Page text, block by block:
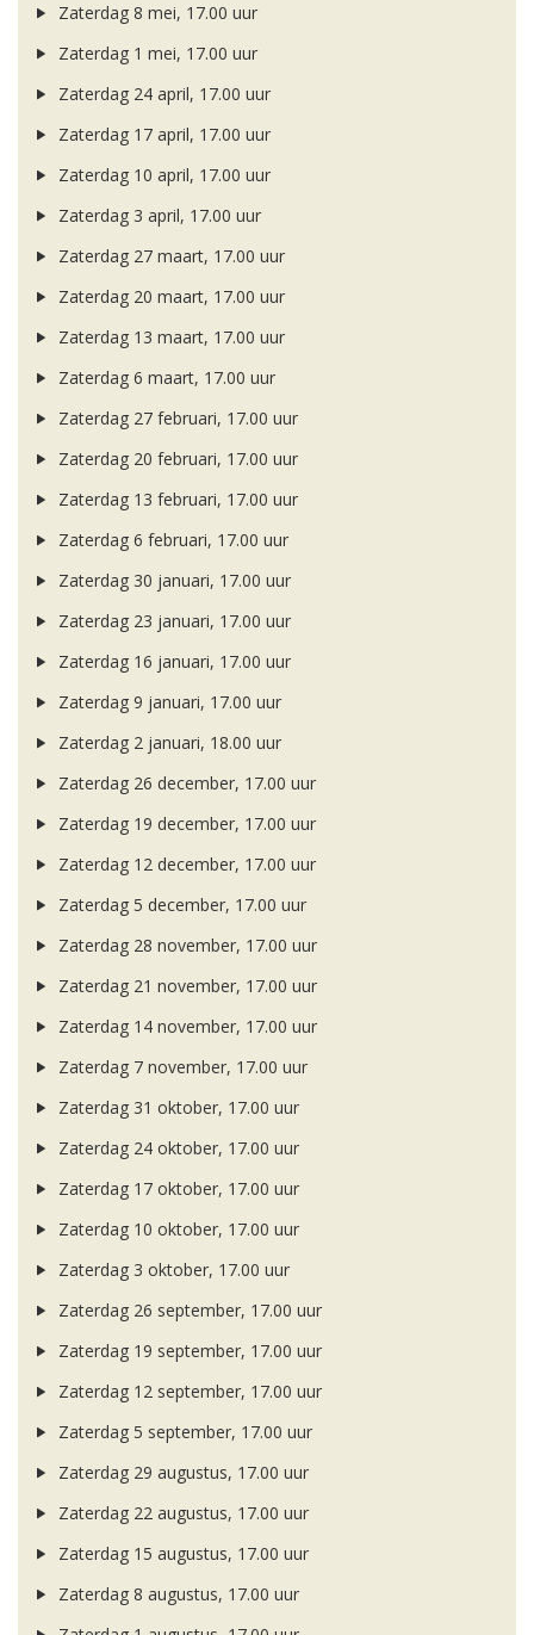
Zaterdag 8 mei, 17.00 uur
Zaterdag 1 mei, 17.00 uur
Zaterdag 24 april, 17.00 uur
Zaterdag 17 april, 17.00 uur
Zaterdag 10 april, 17.00 uur
Zaterdag 3 april, 17.00 uur
Zaterdag 27 maart, 17.00 uur
Zaterdag 20 maart, 17.00 uur
Zaterdag 13 maart, 17.00 uur
Zaterdag 6 maart, 17.00 uur
Zaterdag 27 februari, 17.00 uur
Zaterdag 20 februari, 17.00 uur
Zaterdag 13 februari, 17.00 uur
Zaterdag 6 februari, 17.00 uur
Zaterdag 30 januari, 17.00 uur
Zaterdag 23 januari, 17.00 uur
Zaterdag 16 januari, 17.00 uur
Zaterdag 9 januari, 17.00 uur
Zaterdag 2 januari, 18.00 uur
Zaterdag 26 december, 17.00 uur
Zaterdag 19 december, 17.00 uur
Zaterdag 12 december, 17.00 uur
Zaterdag 5 december, 17.00 uur
Zaterdag 28 november, 17.00 uur
Zaterdag 21 november, 17.00 uur
Zaterdag 14 november, 17.00 uur
Zaterdag 7 november, 17.00 uur
Zaterdag 31 oktober, 17.00 uur
Zaterdag 24 oktober, 17.00 uur
Zaterdag 17 oktober, 17.00 uur
Zaterdag 10 oktober, 17.00 uur
Zaterdag 3 oktober, 17.00 uur
Zaterdag 26 september, 17.00 uur
Zaterdag 19 september, 17.00 uur
Zaterdag 12 september, 17.00 uur
Zaterdag 5 september, 17.00 uur
Zaterdag 29 augustus, 17.00 uur
Zaterdag 22 augustus, 17.00 uur
Zaterdag 15 augustus, 17.00 uur
Zaterdag 8 augustus, 17.00 uur